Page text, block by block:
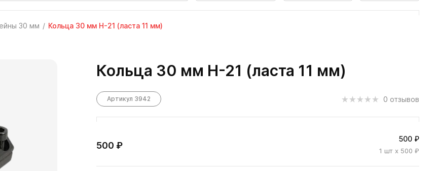
30 мм Кольца 30 мм Н-21 (ласта 11 мм)
Кольца 30 мм Н-21 (ласта 11 мм)
Артикул 3942 0 отзывов
500 ₽
500 ₽
1 шт x 500 ₽